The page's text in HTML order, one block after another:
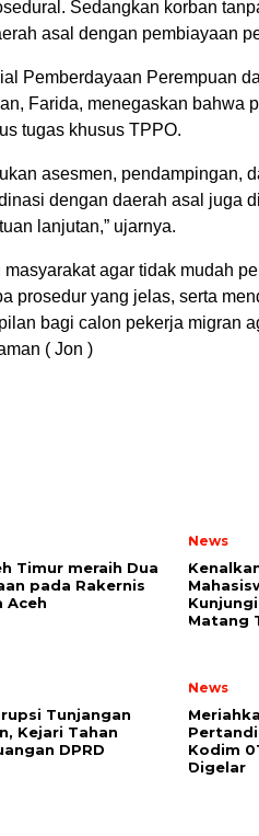
Sedangkan korban
asal dengan pembiayaan
Pemberdayaan Perempuan
Farida, menegaskan bahwa
tugas khusus TPPO.
asesmen, pendampingan,
dengan daerah asal juga
lanjutan,” ujarnya.
agar tidak mudah
prosedur yang jelas, serta
bagi calon pekerja migran
( Jon )
Timur meraih Dua
pada Rakernis
Aceh
News
Matang
Tunjangan
Kejari Tahan
DPRD
News
Kodim
Digelar